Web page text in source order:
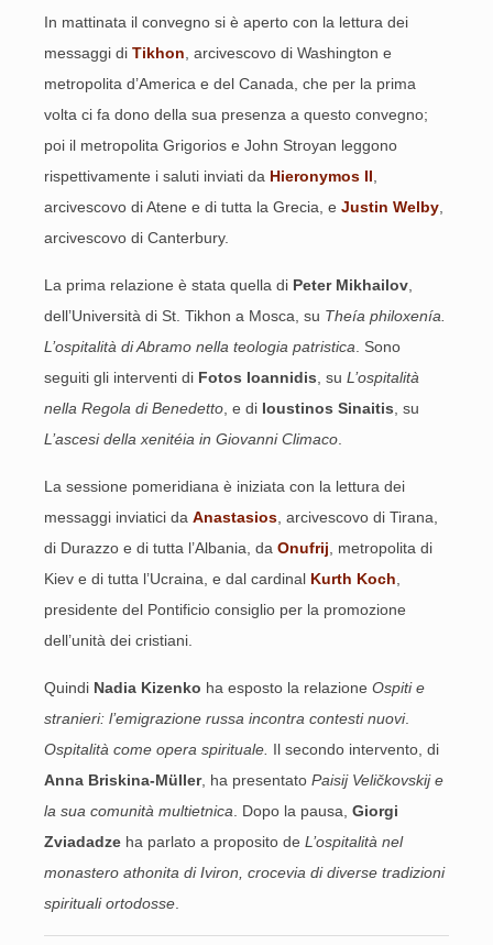
In mattinata il convegno si è aperto con la lettura dei
messaggi di Tikhon, arcivescovo di Washington e
metropolita d’America e del Canada, che per la prima
volta ci fa dono della sua presenza a questo convegno;
poi il metropolita Grigorios e John Stroyan leggono
rispettivamente i saluti inviati da Hieronymos II,
arcivescovo di Atene e di tutta la Grecia, e Justin Welby,
arcivescovo di Canterbury.
La prima relazione è stata quella di Peter Mikhailov,
dell’Università di St. Tikhon a Mosca, su Theía philoxenía.
L’ospitalità di Abramo nella teologia patristica. Sono
seguiti gli interventi di Fotos Ioannidis, su L’ospitalità
nella Regola di Benedetto, e di Ioustinos Sinaitis, su
L’ascesi della xenitéia in Giovanni Climaco.
La sessione pomeridiana è iniziata con la lettura dei
messaggi inviatici da Anastasios, arcivescovo di Tirana,
di Durazzo e di tutta l’Albania, da Onufrij, metropolita di
Kiev e di tutta l’Ucraina, e dal cardinal Kurth Koch,
presidente del Pontificio consiglio per la promozione
dell’unità dei cristiani.
Quindi Nadia Kizenko ha esposto la relazione Ospiti e
stranieri: l’emigrazione russa incontra contesti nuovi.
Ospitalità come opera spirituale. Il secondo intervento, di
Anna Briskina-Müller, ha presentato Paisij Veličkovskij e
la sua comunità multietnica. Dopo la pausa, Giorgi
Zviadadze ha parlato a proposito de L’ospitalità nel
monastero athonita di Iviron, crocevia di diverse tradizioni
spirituali ortodosse.